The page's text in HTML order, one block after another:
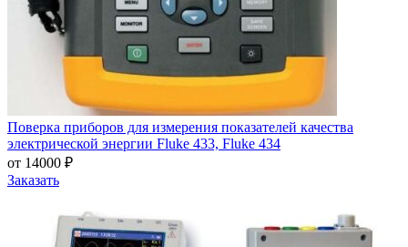
Поверка приборов для измерения показателей качества
электрической энергии Fluke 433, Fluke 434
от 14000 ₽
Заказать